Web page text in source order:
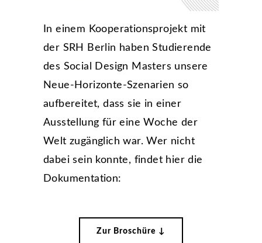
In einem Kooperationsprojekt mit
der SRH Berlin haben Studierende
des Social Design Masters unsere
Neue-Horizonte-Szenarien so
aufbereitet, dass sie in einer
Ausstellung für eine Woche der
Welt zugänglich war. Wer nicht
dabei sein konnte, findet hier die
Dokumentation:
Zur Broschüre ↓